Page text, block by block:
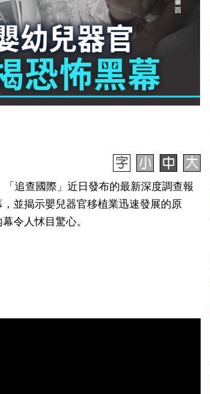
「追查國際」近日發布的最新深度調查報
並揭示嬰兒器官移植業迅速發展的原
令人怵目驚心。